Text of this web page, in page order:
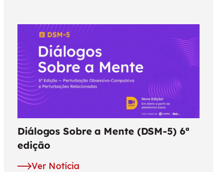
Diálogos Sobre a Mente (DSM-5) 6ª
edição
Ver Notícia